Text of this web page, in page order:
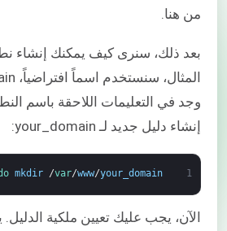
من هنا.
بعد ذلك، سنرى كيف يمكنك إنشاء
وجد في التعليمات اللاحقة باسم
إنشاء دليل جديد لـ your_domain:
1
mkdir /var/www/your_domain